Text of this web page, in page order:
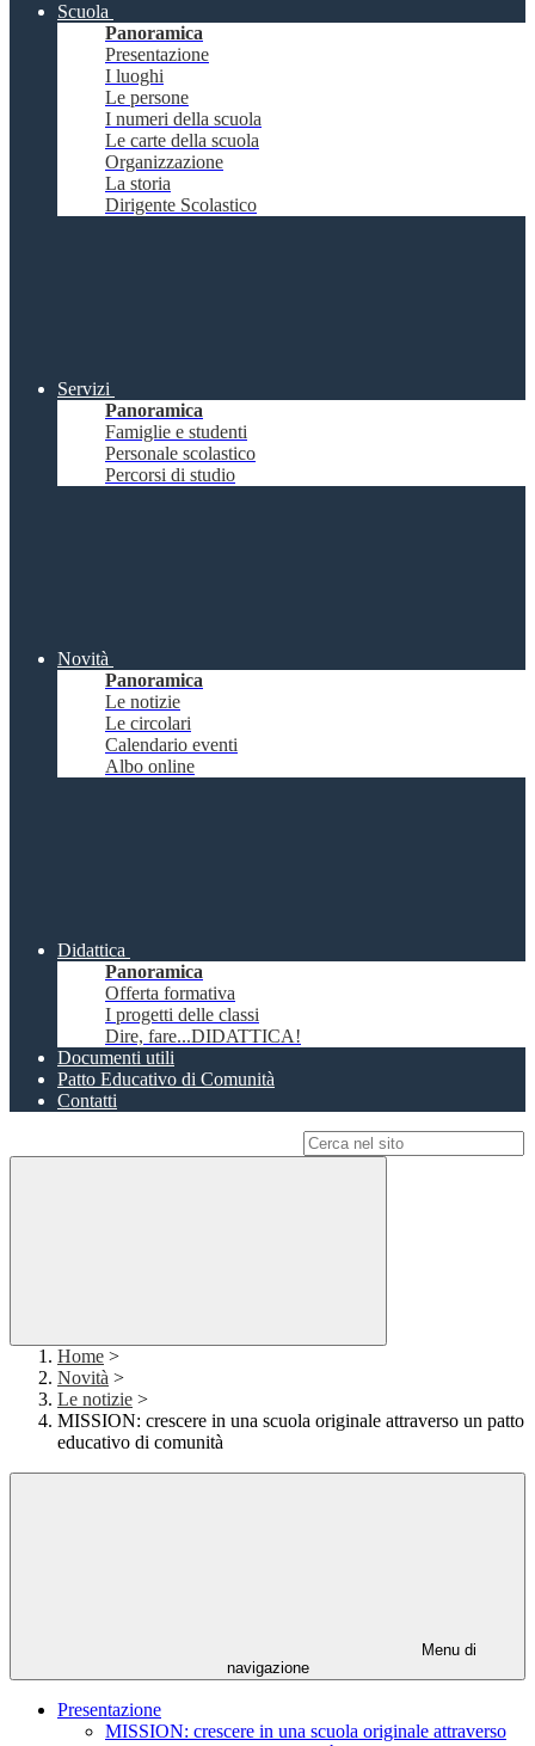
Scuola
Panoramica
Presentazione
I luoghi
Le persone
I numeri della scuola
Le carte della scuola
Organizzazione
La storia
Dirigente Scolastico
Servizi
Panoramica
Famiglie e studenti
Personale scolastico
Percorsi di studio
Novità
Panoramica
Le notizie
Le circolari
Calendario eventi
Albo online
Didattica
Panoramica
Offerta formativa
I progetti delle classi
Dire, fare...DIDATTICA!
Documenti utili
Patto Educativo di Comunità
Contatti
Home >
Novità >
Le notizie >
MISSION: crescere in una scuola originale attraverso un patto
educativo di comunità
Menu di
navigazione
Presentazione
MISSION: crescere in una scuola originale attraverso